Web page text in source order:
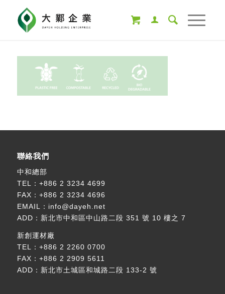
聯絡我們
中和總部
TEL： +886 2 3234 4699
FAX：+886 2 3234 4696
EMAIL： info@dayeh.net
ADD： 新北市中和區中山路二段 351 號 10 樓之 7
新創運材廠
TEL： +886 2 2260 0700
FAX：+886 2 2909 5611
ADD： 新北市土城區和城路二段 133-2 號